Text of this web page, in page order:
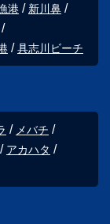
港
新川鼻
具志川ビーチ
メバチ
アカハタ